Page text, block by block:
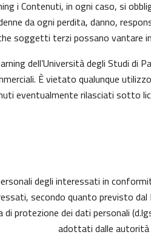
i Contenuti, in ogni caso, si
da ogni perdita, danno,
soggetti terzi possano vantare
dell’Università degli Studi di
È vietato qualunque
eventualmente rilasciati sotto
degli interessati in
secondo quanto previsto
di protezione dei dati personali
adottati dalle autorità